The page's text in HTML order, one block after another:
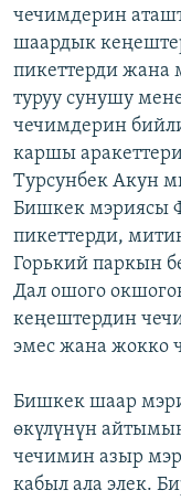
чечимдерин
шаардык
пикеттерди жана
туруу сунушу
чечимдерин
каршы
Турсунбек Акун
Бишкек мэриясы
пикеттерди,
Горький паркын
Дал ошого
кеңештердин
эмес жана жокко
Бишкек шаар
өкүлүнүн
чечимин азыр
кабыл ала элек.